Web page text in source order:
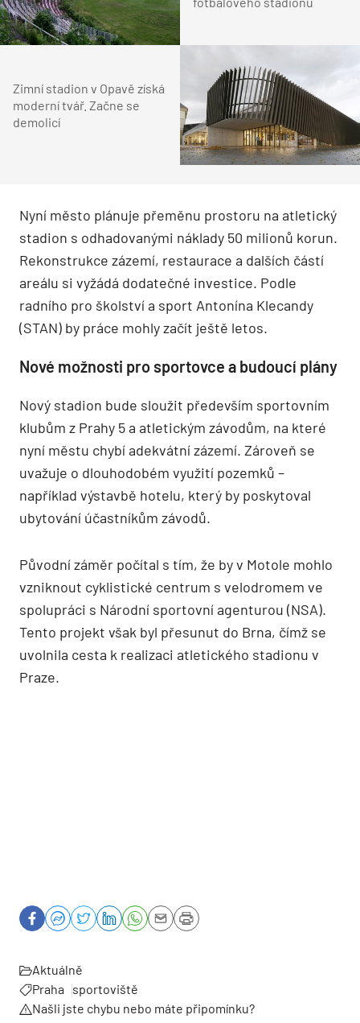
Zimní stadion v Opavě získá
moderní tvář. Začne se
demolicí
Nyní město plánuje přeměnu prostoru na atletický
stadion s odhadovanými náklady 50 milionů korun.
Rekonstrukce zázemí, restaurace a dalších částí
areálu si vyžádá dodatečné investice. Podle
radního pro školství a sport Antonína Klecandy
(STAN) by práce mohly začít ještě letos.
Nové možnosti pro sportovce a budoucí plány
Nový stadion bude sloužit především sportovním
klubům z Prahy 5 a atletickým závodům, na které
nyní městu chybí adekvátní zázemí. Zároveň se
uvažuje o dlouhodobém využití pozemků –
například výstavbě hotelu, který by poskytoval
ubytování účastníkům závodů.
Původní záměr počítal s tím, že by v Motole mohlo
vzniknout cyklistické centrum s velodromem ve
spolupráci s Národní sportovní agenturou (NSA).
Tento projekt však byl přesunut do Brna, čímž se
uvolnila cesta k realizaci atletického stadionu v
Praze.
Aktuálně
Praha
sportoviště
Našli jste chybu nebo máte připomínku?